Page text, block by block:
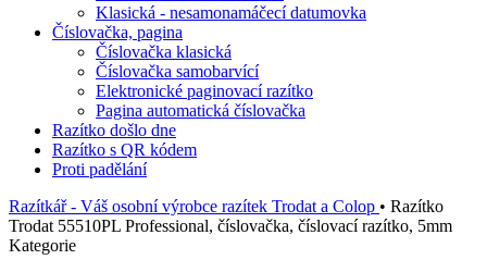
Klasická - nesamonamáčecí datumovka
Číslovačka, pagina
Číslovačka klasická
Číslovačka samobarvící
Elektronické paginovací razítko
Pagina automatická číslovačka
Razítko došlo dne
Razítko s QR kódem
Proti padělání
Razítkář - Váš osobní výrobce razítek Trodat a Colop • Razítko
Trodat 55510PL Professional, číslovačka, číslovací razítko, 5mm
Kategorie